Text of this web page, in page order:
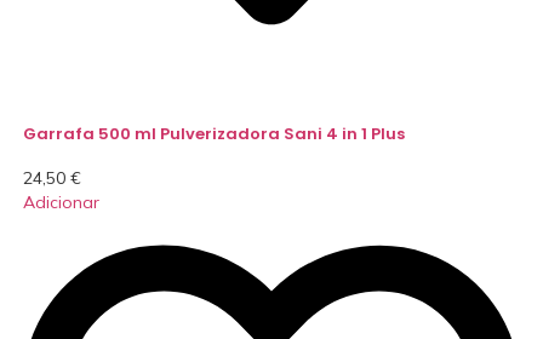
Garrafa 500 ml Pulverizadora Sani 4 in 1 Plus
24,50 €
Adicionar